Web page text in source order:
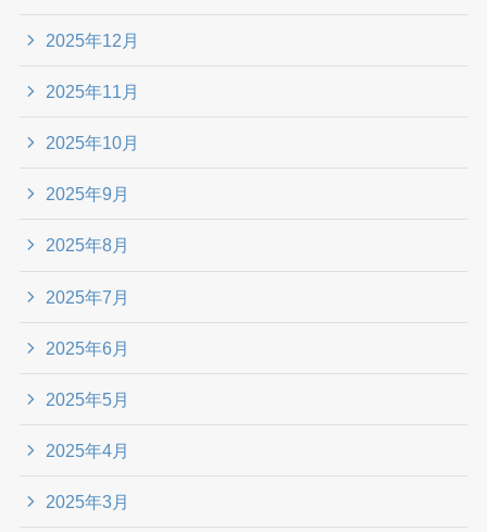
2025年12月
2025年11月
2025年10月
2025年9月
2025年8月
2025年7月
2025年6月
2025年5月
2025年4月
2025年3月